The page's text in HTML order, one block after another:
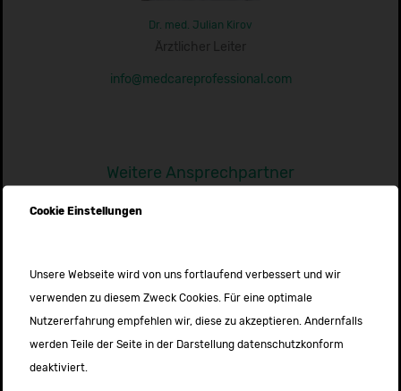
Dr. med. Julian Kirov
Ärztlicher Leiter
info@medcareprofessional.com
Weitere Ansprechpartner
Cookie Einstellungen
Unsere Webseite wird von uns fortlaufend verbessert und wir
verwenden zu diesem Zweck Cookies. Für eine optimale
Nutzererfahrung empfehlen wir, diese zu akzeptieren. Andernfalls
werden Teile der Seite in der Darstellung datenschutzkonform
deaktiviert.